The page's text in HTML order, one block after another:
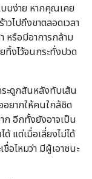
บง่าย หากคุณเคย
ไปถึงขาตลอดเวลา
หรือมีอาการกล้าม
ทิ้งไว้จนกระทั่งปวด
ะดูกสันหลังทับเส้น
อยากให้คนใกล้ชิด
ก อีกทั้งยังอาจเป็น
ด้ แต่เมื่อเลี่ยงไม่ได้
อไหมว่า มีผู้เอาชนะ